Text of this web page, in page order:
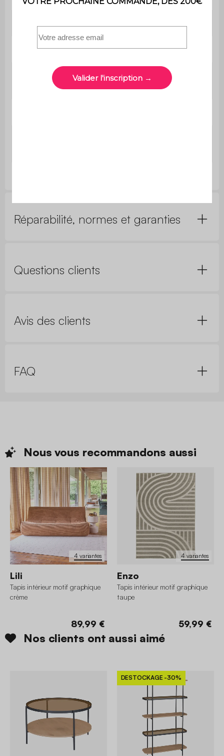
Garantie 2 ans
Usage domestique
Réparabilité, normes et garanties
Questions clients
Avis des clients
FAQ
Nous vous recommandons aussi
4 variantes
Lili
Tapis intérieur motif graphique
crème
89,99 €
4 variantes
Enzo
Tapis intérieur motif graphique
taupe
59,99 €
Nos clients ont aussi aimé
DESTOCKAGE -30%